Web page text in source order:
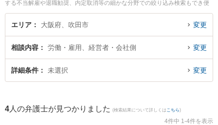
する不当解雇や退職勧奨、内定取消等の細かな分野での絞り込み検索もでき便
利です。特に大永法律事務所の大永 祐希弁護士や吹田駅前法律事務所の松本 章
吾弁護士、かめおか法律事務所の亀岡 尚則弁護士のプロフィール情報や弁護士
ラブルのトラブル解決の実績豊富な近くの弁護士を検索したい』『初回相談無
料で会社側の労働トラブルを法律相談できる吹田市内の弁護士に相談予約した
い』などでお困りの相談者さんにおすすめです。
エリア 大阪府、吹田市 変更
相談内容 労働・雇用、経営者・会社側 変更
詳細条件 未選択 変更
4 人の弁護士が見つかりました (検索結果について詳しくは こちら)
4件中 1-4件を表示